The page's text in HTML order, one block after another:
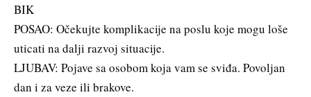
BIK
POSAO: Očekujte komplikacije na poslu koje mogu loše
uticati na dalji razvoj situacije.
LJUBAV: Pojave sa osobom koja vam se sviđa. Povoljan
dan i za veze ili brakove.